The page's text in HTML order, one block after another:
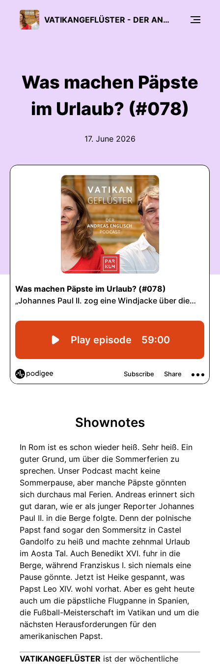
VATIKANGEFLÜSTER - DER ANDREAS ENGLISCH PODCAST - AUCH FÜR ATHEISTEN
Was machen Päpste
im Urlaub? (#078)
17. June 2026
Shownotes
In Rom ist es schon wieder heiß. Sehr heiß. Ein
guter Grund, um über die Sommerferien zu
sprechen. Unser Podcast macht keine
Sommerpause, aber manche Päpste gönnten
sich durchaus mal Ferien. Andreas erinnert sich
gut daran, wie er als junger Reporter Johannes
Paul II. in die Berge folgte. Denn der polnische
Papst fand sogar den Sommersitz in Castel
Gandolfo zu heiß und machte zehnmal Urlaub
im Aosta Tal. Auch Benedikt XVI. fuhr in die
Berge, während Franziskus I. sich niemals eine
Pause gönnte. Jetzt ist Heike gespannt, was
Papst Leo XIV. wohl vorhat. Aber es geht heute
auch um die päpstliche Flugpanne in Spanien,
die Fußball-Meisterschaft im Vatikan und um die
nächsten Herausforderungen für den
amerikanischen Papst.
VATIKANGEFLÜSTER ist der wöchentliche